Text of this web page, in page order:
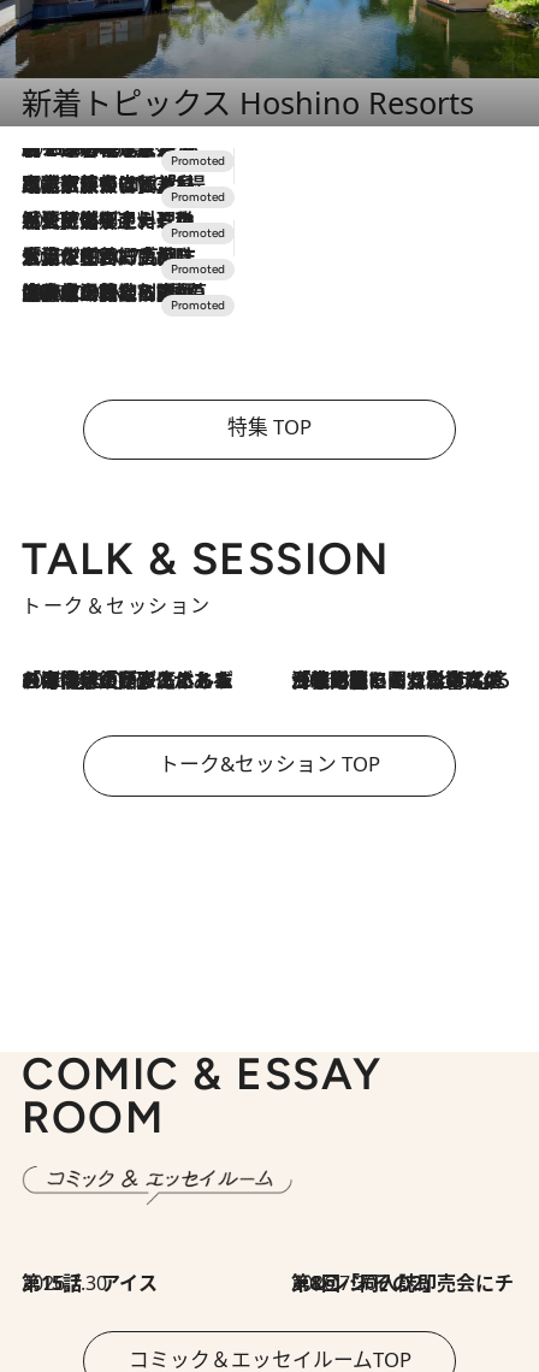
新着トピックス Hoshino Resorts
2026.8.7
【トンボの足水浴】ヒノキの香りに包まれて涼感マックス！約13℃の湧水かけ流しを避暑地「星野温泉 トンボの湯」で体験
2026.7.31
【ホテル帰省】という選択肢をOMOが提案。家族とほどよい距離を保つには「昼は実家、夜は気兼ねなくホテルで！」
2026.7.24
【夏限定ディナーコース】旬を迎える稚鮎や花ズッキーニなどをイタリア・トスカーナの郷土料理の手法で満喫！
2026.7.17
「土佐和ハーブかき氷」がOMO7高知に登場！生姜、山椒、大葉など目にも舌にも涼を呼ぶ郷土の味
2026.7.10
NEW OPEN！【界 草津】名湯の地に誕生。趣の異なる2種の温泉と上州ならではの会席・蕎麦割烹など美食を味わう究極の癒やし旅
特集 TOP
TALK & SESSION
トーク＆セッション
2026.8.3
「今後値上げがあるとすれば…」「リスクがあるのは今年の冬」エネルギー専門家が語る、ホルムズ海峡封鎖が家庭にもたらす“ある心配” 2026.8.3
「住宅建てられない…」「サーチャージ料の高値が続いている」ホルムズ海峡封鎖による影響はいつまで続く？《エネルギー専門家に聞く“どうなる日本の暮らし”》
トーク&セッション TOP
COMIC & ESSAY
ROOM
2026.7.30
第15話 アイス 2026.7.30
第8回「同人誌即売会にチャレンジ その2」
コミック＆エッセイルームTOP